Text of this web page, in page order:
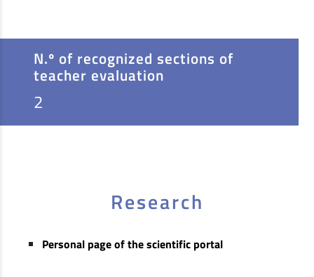
N.º of recognized sections of
teacher evaluation
2
Research
Personal page of the scientific portal